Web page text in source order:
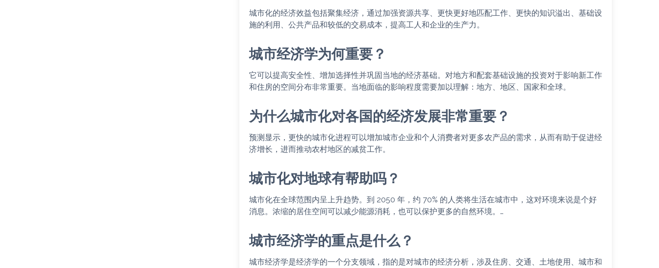
城市化的经济效益包括聚集经济，通过加强资源共享、更快更好地匹配工作、更快的知识溢出、基础设
施的利用、公共产品和较低的交易成本，提高工人和企业的生产力。
城市经济学为何重要？
它可以提高安全性、增加选择性并巩固当地的经济基础。对地方和配套基础设施的投资对于影响新工作
和住房的空间分布非常重要。当地面临的影响程度需要加以理解：地方、地区、国家和全球。
为什么城市化对各国的经济发展非常重要？
预测显示，更快的城市化进程可以增加城市企业和个人消费者对更多农产品的需求，从而有助于促进经
济增长，进而推动农村地区的减贫工作。
城市化对地球有帮助吗？
城市化在全球范围内呈上升趋势。到 2050 年，约 70% 的人类将生活在城市中，这对环境来说是个好
消息。浓缩的居住空间可以减少能源消耗，也可以保护更多的自然环境。…
城市经济学的重点是什么？
城市经济学是经济学的一个分支领域，指的是对城市的经济分析，涉及住房、交通、土地使用、城市和